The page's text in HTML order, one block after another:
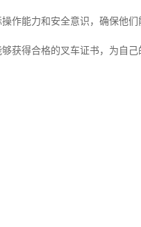
作能力和安全意识，确保他
获得合格的叉车证书，为自